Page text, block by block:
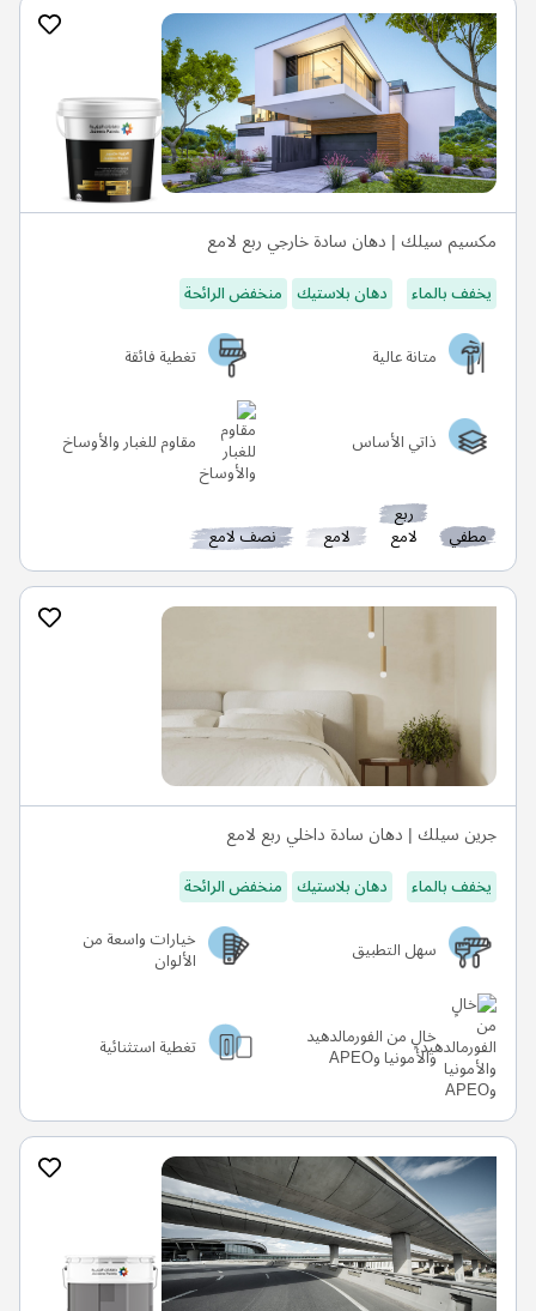
مكسيم سيلك | دهان سادة خارجي ربع لامع
يخفف بالماء دهان بلاستيك منخفض الرائحة
متانة عالية
تغطية فائقة
ذاتي الأساس مقاوم للغبار والأوساخ
مطفي
ربع
لامع لامع نصف لامع
جرين سيلك | دهان سادة داخلي ربع لامع
يخفف بالماء دهان بلاستيك منخفض الرائحة
سهل التطبيق
خيارات واسعة من
الألوان
خالٍ من الفورمالدهيد
والأمونيا وAPEO تغطية استثنائية